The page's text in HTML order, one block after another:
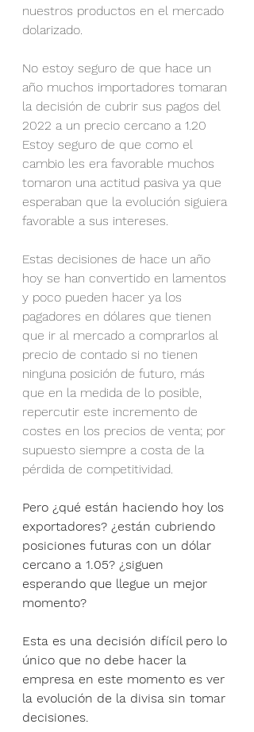
nuestros productos en el mercado
dolarizado.
No estoy seguro de que hace un
año muchos importadores tomaran
la decisión de cubrir sus pagos del
2022 a un precio cercano a 1.20
Estoy seguro de que como el
cambio les era favorable muchos
tomaron una actitud pasiva ya que
esperaban que la evolución siguiera
favorable a sus intereses.
Estas decisiones de hace un año
hoy se han convertido en lamentos
y poco pueden hacer ya los
pagadores en dólares que tienen
que ir al mercado a comprarlos al
precio de contado si no tienen
ninguna posición de futuro, más
que en la medida de lo posible,
repercutir este incremento de
costes en los precios de venta; por
supuesto siempre a costa de la
pérdida de competitividad.
Pero ¿qué están haciendo hoy los
exportadores? ¿están cubriendo
posiciones futuras con un dólar
cercano a 1.05? ¿siguen
esperando que llegue un mejor
momento?
Esta es una decisión difícil pero lo
único que no debe hacer la
empresa en este momento es ver
la evolución de la divisa sin tomar
decisiones.